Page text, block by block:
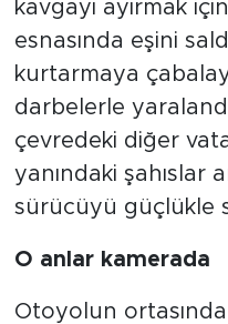
kavgayı ayırmak
esnasında eşini
kurtarmaya
darbelerle
çevredeki diğer
yanındaki şahıslar
sürücüyü güçlükle
O anlar kamerada
Otoyolun